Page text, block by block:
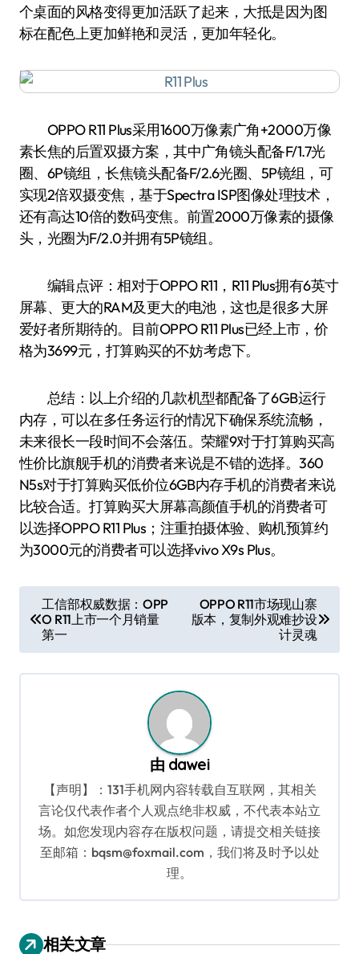
个桌面的风格变得更加活跃了起来，大抵是因为图
标在配色上更加鲜艳和灵活，更加年轻化。
OPPO R11 Plus采用1600万像素广角+2000万像
素长焦的后置双摄方案，其中广角镜头配备F/1.7光
圈、6P镜组，长焦镜头配备F/2.6光圈、5P镜组，可
实现2倍双摄变焦，基于Spectra ISP图像处理技术，
还有高达10倍的数码变焦。前置2000万像素的摄像
头，光圈为F/2.0并拥有5P镜组。
编辑点评：相对于OPPO R11，R11 Plus拥有6英寸
屏幕、更大的RAM及更大的电池，这也是很多大屏
爱好者所期待的。目前OPPO R11 Plus已经上市，价
格为3699元，打算购买的不妨考虑下。
总结：以上介绍的几款机型都配备了6GB运行
内存，可以在多任务运行的情况下确保系统流畅，
未来很长一段时间不会落伍。荣耀9对于打算购买高
性价比旗舰手机的消费者来说是不错的选择。360
N5s对于打算购买低价位6GB内存手机的消费者来说
比较合适。打算购买大屏幕高颜值手机的消费者可
以选择OPPO R11 Plus；注重拍摄体验、购机预算约
为3000元的消费者可以选择vivo X9s Plus。
章
导
航
工信部权威数据：OPP
O R11上市一个月销量
第一
OPPO R11市场现山寨
版本，复制外观难抄设
计灵魂
由 dawei
【声明】：131手机网内容转载自互联网，其相关
言论仅代表作者个人观点绝非权威，不代表本站立
场。如您发现内容存在版权问题，请提交相关链接
至邮箱：bqsm@foxmail.com，我们将及时予以处
理。
相关文章